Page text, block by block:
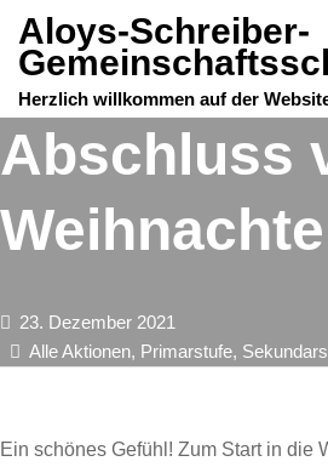
Aloys-Schreiber-
Herzlich willkommen auf der
Abschluss
23. Dezember 2021
Alle Aktionen, Primarstufe,
Ein schönes Gefühl! Zum Start in die